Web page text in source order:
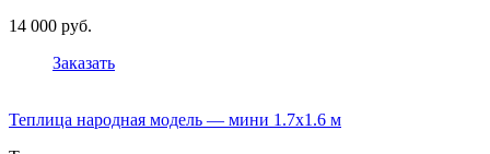
14 000 руб.
Заказать
Теплица народная модель — мини 1.7х1.6 м